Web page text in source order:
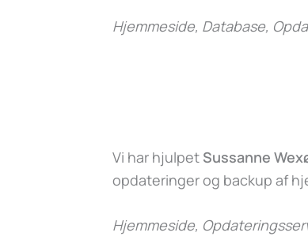
Hjemmeside, Database,
Vi har hjulpet Sussanne
opdateringer og backup af
Hjemmeside,